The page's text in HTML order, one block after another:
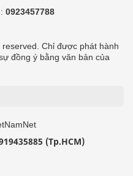
0923457788
Chỉ được phát hành
đồng ý bằng văn bản của
(Tp.HCM)